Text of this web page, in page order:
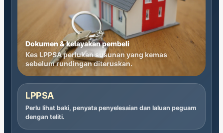
Dokumen & kelayakan pembeli
Kes LPPSA perlukan susunan yang kemas
sebelum rundingan diteruskan.
LPPSA
Perlu lihat baki, penyata penyelesaian dan laluan peguam
dengan teliti.